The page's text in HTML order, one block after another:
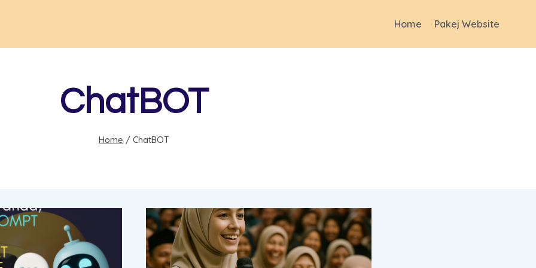
Home Pakej Website
ChatBOT
Home / ChatBOT